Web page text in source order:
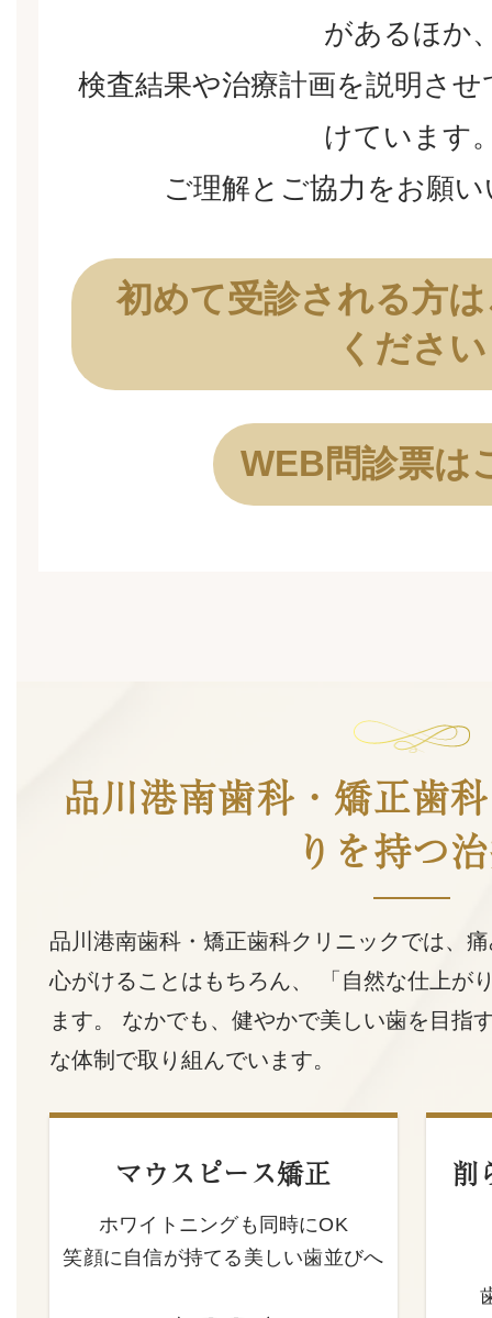
があるほか
検査結果や治療計画を説明さ
けています
ご理解とご協⼒をお願
初めて受診される方
ください
WEB問診票は
品川港南歯科・矯正歯
りを持つ
品川港南歯科・矯正歯科クリニックでは、
心がけることはもちろん、
「自然な仕上が
ます。
なかでも、健やかで美しい歯を目指
な体制で取り組んでいます。
マウスピース矯正
ホワイトニングも同時にOK
笑顔に自信が持てる美しい歯並びへ
削